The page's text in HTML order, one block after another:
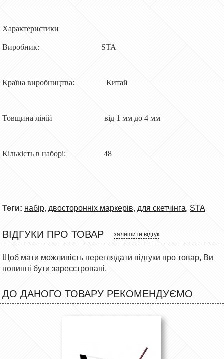
Характеристики
Виробник: STA
Країна виробництва: Китай
Товщина ліній від 1 мм до 4 мм
Кількість в наборі: 48
Теги: набір, двосторонніх маркерів, для скетчінга, STA
ВІДГУКИ ПРО ТОВАР залишити відгук
Щоб мати можливість переглядати відгуки про товар, Ви
повинні бути зареєстровані.
ДО ДАНОГО ТОВАРУ РЕКОМЕНДУЄМО